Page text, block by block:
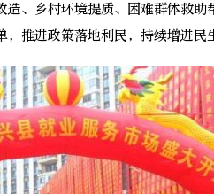
、乡村环境提质、困难群体救助
推进政策落地利民，持续增进民